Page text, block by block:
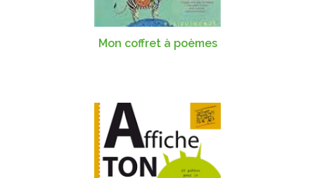
Mon coffret à poèmes